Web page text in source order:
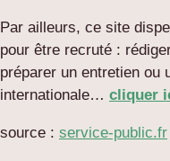
Par ailleurs, ce site
pour être recruté :
préparer un entretien ou
internationale… cliquer
source : service-public.fr